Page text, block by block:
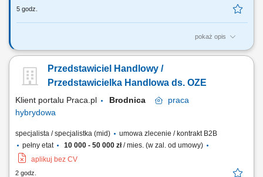
5 godz.
pokaż opis
Co będziesz robić? Doradzać firmom – pomagasz klientowi
dopasowane do ich potrzeb i profilu zużycia; Budować relacje –
pracujesz z klientami przez wiele lat, nie tylko na „jedną transakcję”
Przedstawiciel Handlowy /
Przedstawicielka Handlowa ds. OZE
Klient portalu Praca.pl Brodnica
praca
hybrydowa
specjalista / specjalistka (mid)
umowa zlecenie / kontrakt B2B
pełny etat
10 000 - 50 000 zł/ mies. (w zal. od umowy)
aplikuj bez CV
2 godz.